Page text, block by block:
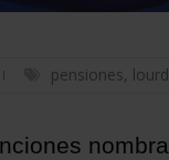
pensiones,